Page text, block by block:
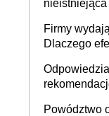
nieistniejąca
firmie
Firmy
Dlaczego
Powództwo